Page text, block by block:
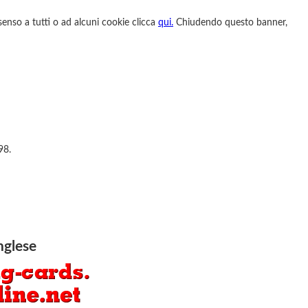
a tutti o ad alcuni cookie clicca qui. Chiudendo questo banner,